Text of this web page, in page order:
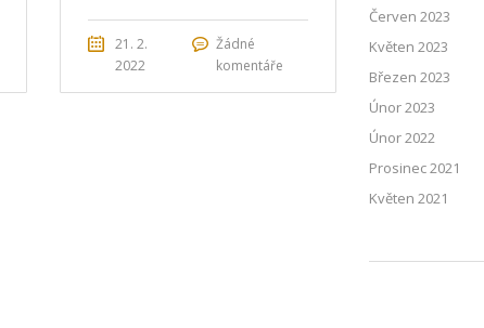
21. 2.
2022
Žádné
komentáře
Červen 2023
Květen 2023
Březen 2023
Únor 2023
Únor 2022
Prosinec 2021
Květen 2021